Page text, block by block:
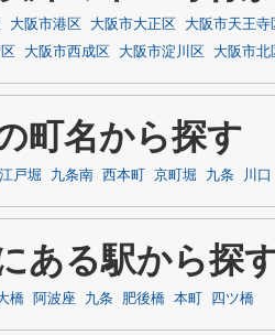
大阪市港区 大阪市大正区
大阪市天王寺
大阪市西成区 大阪市淀川区 大阪市北
町名から探す
江戸堀 九条南 西本町 京町堀 九条 川口
ある駅から探
橋 阿波座 九条 肥後橋 本町 四ツ橋